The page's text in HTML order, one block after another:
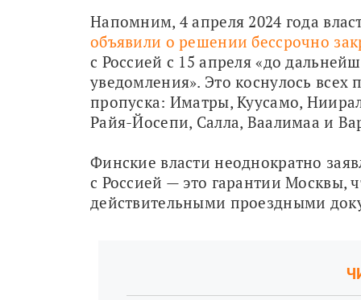
объявили о решении бессрочно
с Россией с 15 апреля «до
уведомления». Это коснулось всех
пропуска: Иматры, Куусамо,
Райя-Йосепи, Салла, Ваалимаа и
Финские власти неоднократно
с Россией — это гарантии Москвы,
действительными проездными